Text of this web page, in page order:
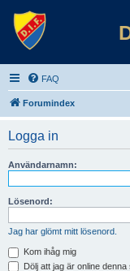
FAQ
Forumindex
Logga in
Användarnamn:
Lösenord:
Jag har glömt mitt lösenord.
Kom ihåg mig
Dölj att jag är online denna